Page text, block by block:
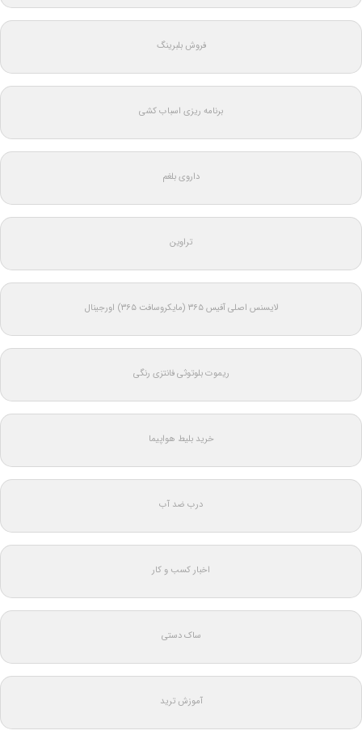
فروش بلبرینگ
برنامه ریزی اسباب کشی
داروی بلغم
تراوین
لایسنس اصلی آفیس ۳۶۵ (مایکروسافت ۳۶۵) اورجینال
ریموت بلوتوثی فانتزی رنگی
خرید بلیط هواپیما
درب ضد آب
اخبار کسب و کار
ساک دستی
آموزش ترید